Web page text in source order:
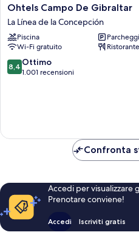
Ohtels
Campo
De
Gibraltar
La
Línea
de
Ohtels Campo De Gibraltar
La Línea de la Concepción
Piscina
Wi-Fi gratuito
Ristorante
8.4
su
8,4 Ottimo
1.001 recensioni
Confronta
Accedi per visualizzare
Prenotare conviene!
Accedi Iscriviti gratis